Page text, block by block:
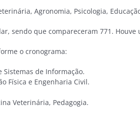
Agronomia, Psicologia,
sendo que compareceram 771.
o cronograma:
Sistemas de Informação.
Física e Engenharia Civil.
Veterinária, Pedagogia.